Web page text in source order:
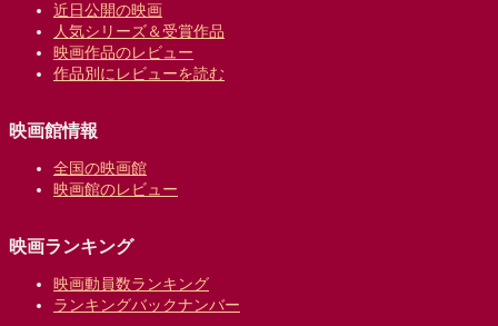
近日公開の映画
人気シリーズ＆受賞作品
映画作品のレビュー
作品別にレビューを読む
映画館情報
全国の映画館
映画館のレビュー
映画ランキング
映画動員数ランキング
ランキングバックナンバー